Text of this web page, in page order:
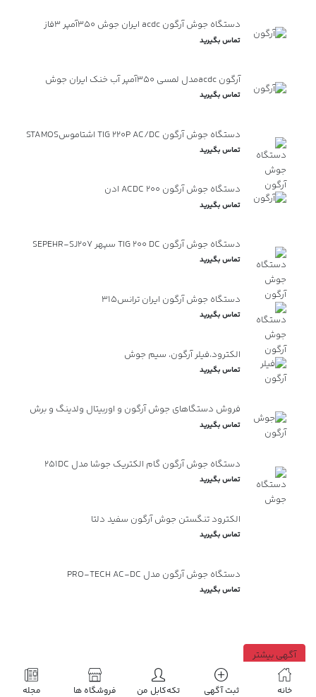
دستگاه جوش آرگون acdc ایران جوش ۳۵۰آمپر ۳فاز
تماس بگیرید
آرگون acdcمدل لمسی ۳۵۰آمپر آب خنک ایران جوش
تماس بگیرید
دستگاه جوش آرگون TIG 220P AC/DC اشتاموسSTAMOS
تماس بگیرید
دستگاه جوش آرگون ACDC 200 ادن
تماس بگیرید
دستگاه جوش آرگون TIG 200 DC سپهر SEPEHR-SJ207
تماس بگیرید
دستگاه جوش آرگون ایران ترانس315
تماس بگیرید
الکترود،فیلر آرگون، سیم جوش
تماس بگیرید
فروش دستگاهای جوش آرگون و اوربیتال ولدینگ و برش
تماس بگیرید
دستگاه جوش آرگون گام الکتریک جوشا مدل ۲۵۱DC
تماس بگیرید
الکترود تنگستن جوش آرگون سفید دلتا
تماس بگیرید
دستگاه جوش آرگون مدل PRO-TECH AC-DC
تماس بگیرید
آگهی بیشتر
خانه ثبت آگهی تکه‌کابل من فروشگاه ها مجله